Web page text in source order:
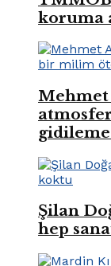
koruma
Mehmet
Şilan
hep